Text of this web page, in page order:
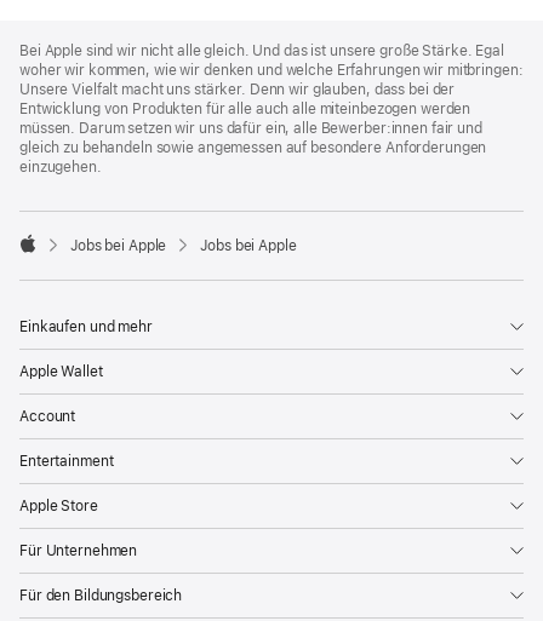
Footer
Bei Apple sind wir nicht alle gleich. Und das ist unsere große Stärke. Egal
woher wir kommen, wie wir denken und welche Erfahrungen wir mitbringen:
Unsere Vielfalt macht uns stärker. Denn wir glauben, dass bei der
Entwicklung von Produkten für alle auch alle miteinbezogen werden
müssen. Darum setzen wir uns dafür ein, alle Bewerber:innen fair und
gleich zu behandeln sowie angemessen auf besondere Anforderungen
einzugehen.

Jobs bei Apple Jobs bei Apple
Einkaufen und mehr
Apple Wallet
Account
Entertainment
Apple Store
Für Unternehmen
Für den Bildungsbereich